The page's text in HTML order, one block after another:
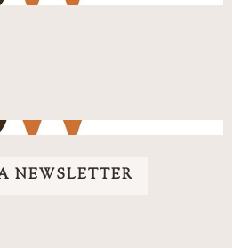
NEWSLETTER